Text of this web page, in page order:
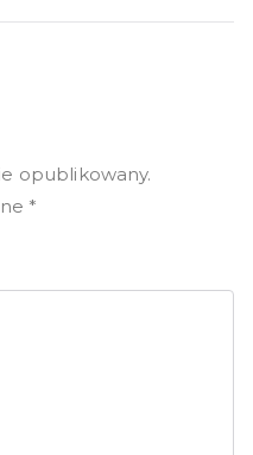
opublikowany.
*